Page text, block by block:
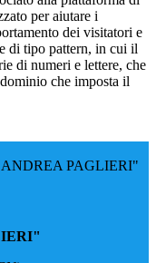
per aiutare i
dei visitatori e
di tipo pattern, in cui il
di numeri e lettere, che
che imposta il
PAGLIERI"